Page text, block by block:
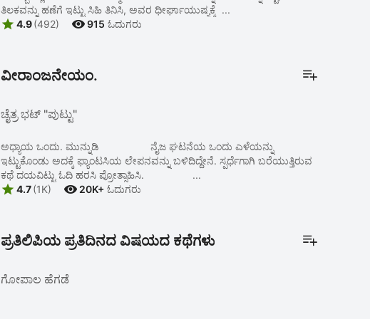
ತಿಲಕವನ್ನು ಹಣೆಗೆ ಇಟ್ಟು ಸಿಹಿ ತಿನಿಸಿ, ಅವರ ಧೀರ್ಘಾಯುಷ್ಯಕ್ಕೆ ...
 4.9(492) 915 ಓದುಗರು
ವೀರಾಂಜನೇಯಂ.
ಚೈತ್ರ ಭಟ್ "ಪುಟ್ಟು"
ಅಧ್ಯಾಯ ಒಂದು. ಮುನ್ನುಡಿ ನೈಜ ಘಟನೆಯ ಒಂದು ಎಳೆಯನ್ನು
ಇಟ್ಟುಕೊಂಡು ಅದಕ್ಕೆ ಫ್ಯಾಂಟಸಿಯ ಲೇಪನವನ್ನು ಬಳಿದಿದ್ದೇನೆ. ಸ್ಪರ್ಧೆಗಾಗಿ ಬರೆಯುತ್ತಿರುವ
ಕಥೆ ದಯವಿಟ್ಟು ಓದಿ ಹರಸಿ ಪ್ರೋತ್ಸಾಹಿಸಿ. ...
 4.7(1K)  20K+ ಓದುಗರು
ಪ್ರತಿಲಿಪಿಯ ಪ್ರತಿದಿನದ ವಿಷಯದ ಕಥೆಗಳು
ಗೋಪಾಲ ಹೆಗಡೆ